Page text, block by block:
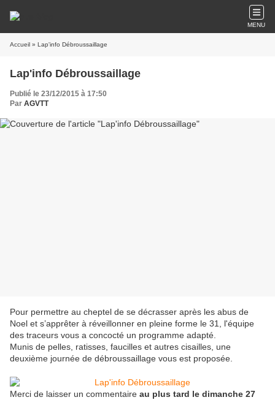
MENU
Accueil » Lap'info Débroussaillage
Lap'info Débroussaillage
Publié le 23/12/2015 à 17:50
Par AGVTT
Pour permettre au cheptel de se décrasser après les abus de
Noel et s’apprêter à réveillonner en pleine forme le 31, l'équipe
des traceurs vous a concocté un programme adapté.
Munis de pelles, ratisses, faucilles et autres cisailles, une
deuxième journée de débroussaillage vous est proposée.
Merci de laisser un commentaire au plus tard le dimanche 27